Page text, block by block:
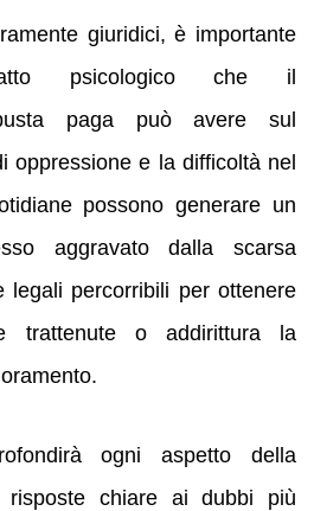
giuridici, è importante
psicologico che il
paga può avere sul
oppressione e la difficoltà nel
possono generare un
aggravato dalla scarsa
legali percorribili per ottenere
trattenute o addirittura la
ogni aspetto della
risposte chiare ai dubbi più